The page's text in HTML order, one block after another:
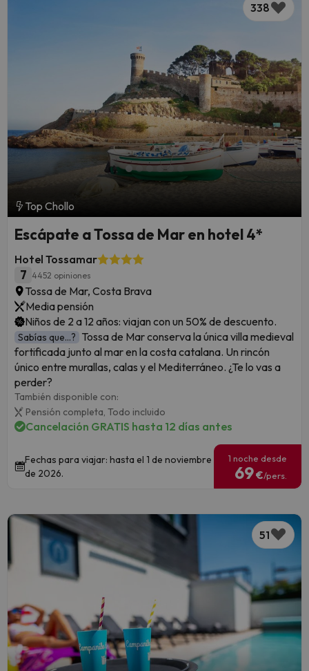
338
Top Chollo
Escápate a Tossa de Mar en hotel 4*
Hotel Tossamar
7 4452 opiniones
Tossa de Mar, Costa Brava
Media pensión
Niños de 2 a 12 años: viajan con un 50% de descuento.
Sabías que...? Tossa de Mar conserva la única villa medieval
fortificada junto al mar en la costa catalana. Un rincón
único entre murallas, calas y el Mediterráneo. ¿Te lo vas a
perder?
También disponible con:
Pensión completa, Todo incluido
Cancelación GRATIS hasta 12 días antes
Fechas para viajar: hasta el 1 de noviembre
de 2026.
1 noche desde
69€/pers.
51